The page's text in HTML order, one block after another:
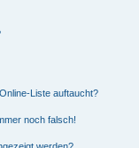
Liste auftaucht?
noch falsch!